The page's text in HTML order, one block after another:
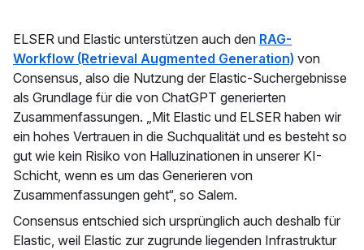
ELSER und Elastic unterstützen auch den RAG-
Workflow (Retrieval Augmented Generation) von
Consensus, also die Nutzung der Elastic-Suchergebnisse
als Grundlage für die von ChatGPT generierten
Zusammenfassungen. „Mit Elastic und ELSER haben wir
ein hohes Vertrauen in die Suchqualität und es besteht so
gut wie kein Risiko von Halluzinationen in unserer KI-
Schicht, wenn es um das Generieren von
Zusammenfassungen geht“, so Salem.
Consensus entschied sich ursprünglich auch deshalb für
Elastic, weil Elastic zur zugrunde liegenden Infrastruktur